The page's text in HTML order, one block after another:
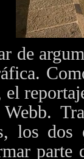
de
el
los dos
parte